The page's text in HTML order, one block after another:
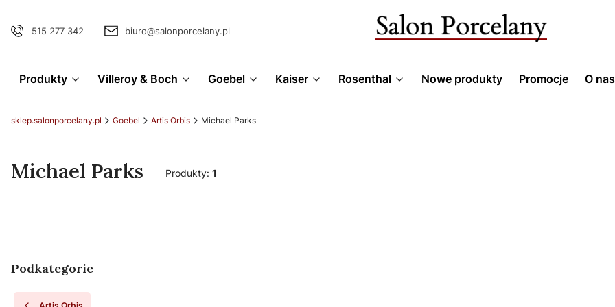
515 277 342 biuro@salonporcelany.pl
Produkty Villeroy & Boch Goebel Kaiser Rosenthal Nowe produkty Promocje O nas
sklep.salonporcelany.pl Goebel Artis Orbis Michael Parks
Michael Parks Produkty: 1
Podkategorie